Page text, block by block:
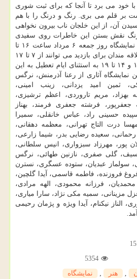
خود می برد تا آنجا كه برای ثبت شوری
بر قلم می بری. رنگ و درنگ را با هم
آن، از این خلجان ناب بیرون نخواهی
نقش بستن این خاطرات روی سفیدی
كاغذ است.آیین گشایش نمایشگاه روز جمعه ۶ مرداد ساعت ۱۶ تا
۲۰ برگزار خواهد شد. علاقه مندان برای بازدید می توانند از ۷ تا ۱۷
مرداد ماه ساعت ۹ تا ۱۳ و ۱۴ تا ۱۹ به استثنای ایام تعطیل به این
نمایشگاه آثاری از رعنا آذرمنش، نرگس
ثمین امید یزدانی، زینب امینی،
بهزاد، مریم تاروردی، اعظم ترشیزی،
فرشته جعفری فرمند، بهناز
حسینی راد، عباس خانقلی، سمیرا
درت التاج تهرانی، معظمه دهقانی،
سعیده رضایی بدر، شیما زارعی،
پور، مهرزاد سبزواری، انیس سلطانی،
سیف، گلی صفری، نازنین طهائی، نرگس
سولماز عبدیان، ستوده عسگری، نسترن
فروزنده، فاطمه قاسمی، آیدا گلچین،
فرزانه محمودی، الهه مرادی،
مزینانی، سمیه مكی نژاد، سارا میاری،
الناز نیكنام، آیدا ویژه و پژمان رحیمی
5354
هنر نمایشگاه